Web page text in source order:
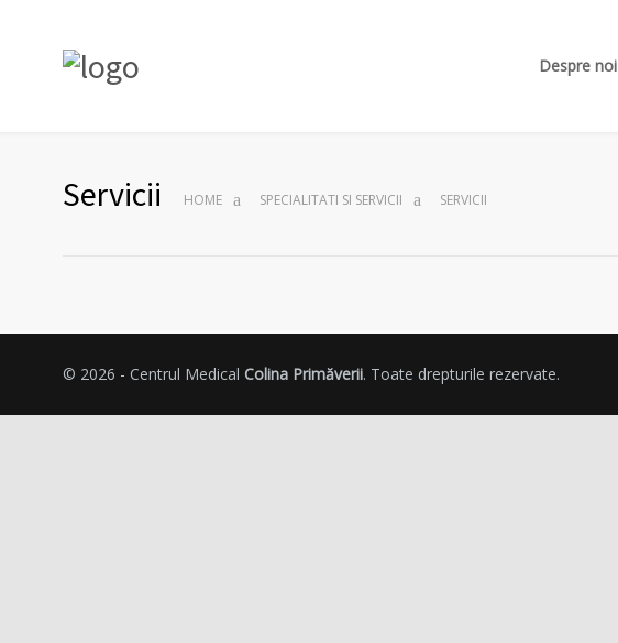
Despre noi
Servicii HOME SPECIALITATI SI SERVICII SERVICII
© 2026 - Centrul Medical Colina Primăverii. Toate drepturile rezervate.